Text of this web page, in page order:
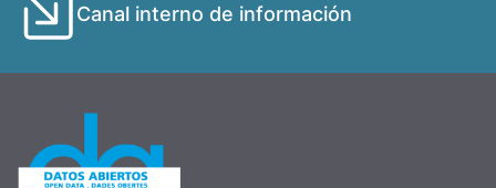
Canal interno de información